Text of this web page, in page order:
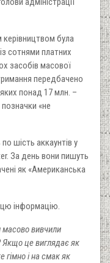
керівництвом була
сотнями платних
засобів масової
передбачено
понад 17 млн. –
«не
шість аккаунтів у
За день вони пишуть
як «Американська
інформацію.
масово вивчили
Якщо це виглядає як
гімно і на смак як